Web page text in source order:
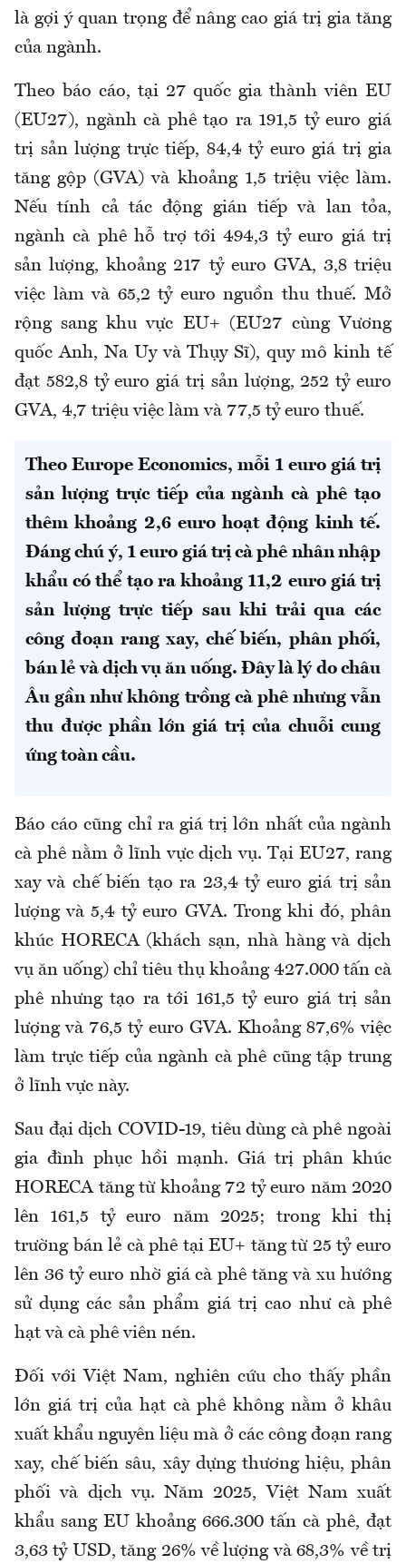
là gợi ý quan trọng để nâng cao giá trị gia tăng
của ngành.
Theo báo cáo, tại 27 quốc gia thành viên EU
(EU27), ngành cà phê tạo ra 191,5 tỷ euro giá
trị sản lượng trực tiếp, 84,4 tỷ euro giá trị gia
tăng gộp (GVA) và khoảng 1,5 triệu việc làm.
Nếu tính cả tác động gián tiếp và lan tỏa,
ngành cà phê hỗ trợ tới 494,3 tỷ euro giá trị
sản lượng, khoảng 217 tỷ euro GVA, 3,8 triệu
việc làm và 65,2 tỷ euro nguồn thu thuế. Mở
rộng sang khu vực EU+ (EU27 cùng Vương
quốc Anh, Na Uy và Thụy Sĩ), quy mô kinh tế
đạt 582,8 tỷ euro giá trị sản lượng, 252 tỷ euro
GVA, 4,7 triệu việc làm và 77,5 tỷ euro thuế.
Theo Europe Economics, mỗi 1 euro giá trị
sản lượng trực tiếp của ngành cà phê tạo
thêm khoảng 2,6 euro hoạt động kinh tế.
Đáng chú ý, 1 euro giá trị cà phê nhân nhập
khẩu có thể tạo ra khoảng 11,2 euro giá trị
sản lượng trực tiếp sau khi trải qua các
công đoạn rang xay, chế biến, phân phối,
bán lẻ và dịch vụ ăn uống. Đây là lý do châu
Âu gần như không trồng cà phê nhưng vẫn
thu được phần lớn giá trị của chuỗi cung
ứng toàn cầu.
Báo cáo cũng chỉ ra giá trị lớn nhất của ngành
cà phê nằm ở lĩnh vực dịch vụ. Tại EU27, rang
xay và chế biến tạo ra 23,4 tỷ euro giá trị sản
lượng và 5,4 tỷ euro GVA. Trong khi đó, phân
khúc HORECA (khách sạn, nhà hàng và dịch
vụ ăn uống) chỉ tiêu thụ khoảng 427.000 tấn cà
phê nhưng tạo ra tới 161,5 tỷ euro giá trị sản
lượng và 76,5 tỷ euro GVA. Khoảng 87,6% việc
làm trực tiếp của ngành cà phê cũng tập trung
ở lĩnh vực này.
Sau đại dịch COVID-19, tiêu dùng cà phê ngoài
gia đình phục hồi mạnh. Giá trị phân khúc
HORECA tăng từ khoảng 72 tỷ euro năm 2020
lên 161,5 tỷ euro năm 2025; trong khi thị
trường bán lẻ cà phê tại EU+ tăng từ 25 tỷ euro
lên 36 tỷ euro nhờ giá cà phê tăng và xu hướng
sử dụng các sản phẩm giá trị cao như cà phê
hạt và cà phê viên nén.
Đối với Việt Nam, nghiên cứu cho thấy phần
lớn giá trị của hạt cà phê không nằm ở khâu
xuất khẩu nguyên liệu mà ở các công đoạn rang
xay, chế biến sâu, xây dựng thương hiệu, phân
phối và dịch vụ. Năm 2025, Việt Nam xuất
khẩu sang EU khoảng 666.300 tấn cà phê, đạt
3,63 tỷ USD, tăng 26% về lượng và 68,3% về trị